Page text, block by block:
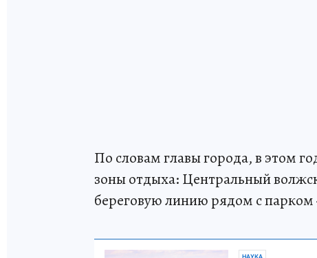
По словам главы города, в этом
зоны отдыха: Центральный
береговую линию рядом с
НАУКА